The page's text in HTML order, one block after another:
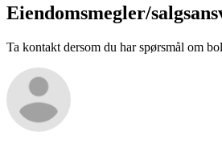
Eiendomsmegler/
Ta kontakt dersom du har spørsmål om